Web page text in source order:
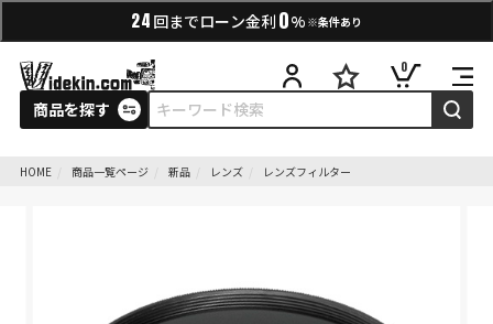
24 回までローン金利 0% ※条件あり
商品を探す
0
HOME 商品一覧ページ 新品 レンズ レンズフィルター